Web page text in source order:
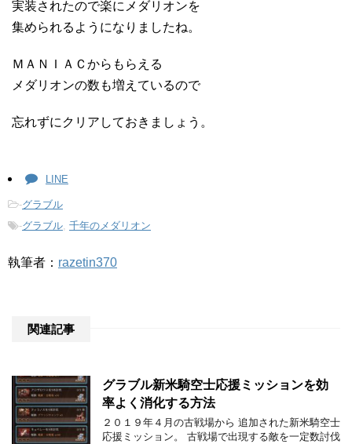
実装されたので楽にメダリオンを
集められるようになりましたね。
ＭＡＮＩＡＣからもらえる
メダリオンの数も増えているので
忘れずにクリアしておきましょう。
LINE
-グラブル
-グラブル 千年のメダリオン
執筆者： razetin370
関連記事
グラブル新米騎空士応援ミッションを効
率よく消化する方法
２０１９年４月の古戦場から 追加された新米騎空士
応援ミッション。 古戦場で出現する敵を一定数討伐